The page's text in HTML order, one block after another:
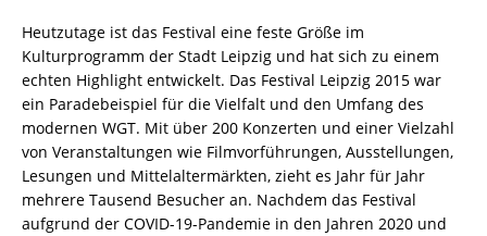
Heutzutage ist das Festival eine feste Größe im
Kulturprogramm der Stadt Leipzig und hat sich zu einem
echten Highlight entwickelt. Das Festival Leipzig 2015 war
ein Paradebeispiel für die Vielfalt und den Umfang des
modernen WGT. Mit über 200 Konzerten und einer Vielzahl
von Veranstaltungen wie Filmvorführungen, Ausstellungen,
Lesungen und Mittelaltermärkten, zieht es Jahr für Jahr
mehrere Tausend Besucher an. Nachdem das Festival
aufgrund der COVID-19-Pandemie in den Jahren 2020 und